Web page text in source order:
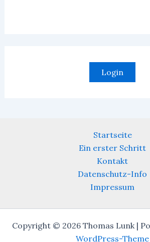
Login
Startseite
Ein erster Schritt
Kontakt
Datenschutz-Info
Impressum
Copyright © 2026 Thomas Lunk |
WordPress-Theme